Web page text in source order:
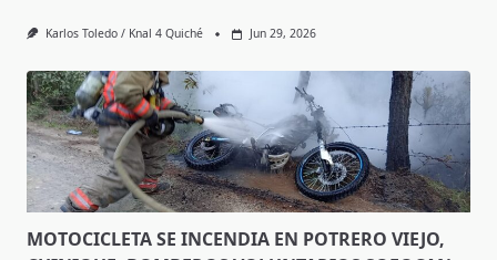
Karlos Toledo / Knal 4 Quiché Jun 29, 2026
MOTOCICLETA SE INCENDIA EN POTRERO VIEJO,